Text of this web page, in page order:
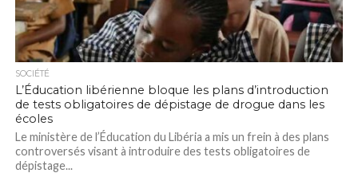
SOCIÉTÉ
L’Éducation libérienne bloque les plans d’introduction
de tests obligatoires de dépistage de drogue dans les
écoles
Le ministère de l’Éducation du Libéria a mis un frein à des plans
controversés visant à introduire des tests obligatoires de
dépistage...